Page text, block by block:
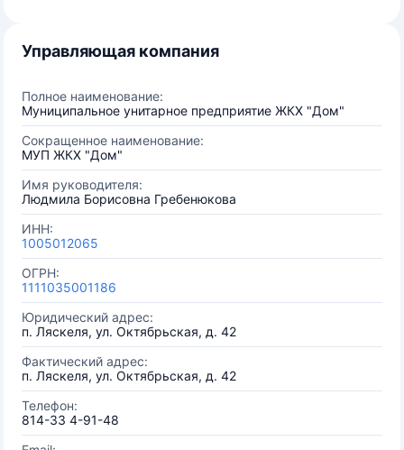
Управляющая компания
Полное наименование:
Муниципальное унитарное предприятие ЖКХ "Дом"
Сокращенное наименование:
МУП ЖКХ "Дом"
Имя руководителя:
Людмила Борисовна Гребенюкова
ИНН:
1005012065
ОГРН:
1111035001186
Юридический адрес:
п. Ляскеля, ул. Октябрьская, д. 42
Фактический адрес:
п. Ляскеля, ул. Октябрьская, д. 42
Телефон:
814-33 4-91-48